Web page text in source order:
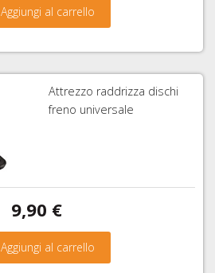
Aggiungi al carrello
Attrezzo raddrizza dischi
freno universale
9,90 €
Aggiungi al carrello